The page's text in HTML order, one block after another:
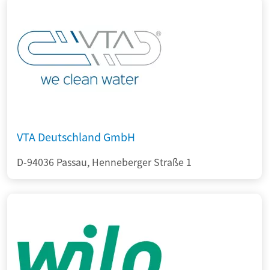
VTA Deutschland GmbH
D-94036 Passau, Henneberger Straße 1